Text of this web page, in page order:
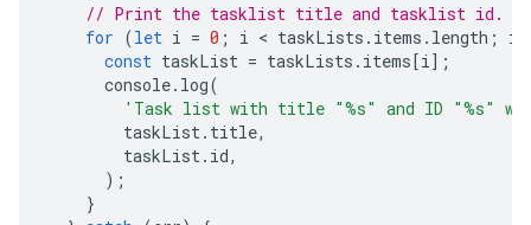
// Print the tasklist title and tasklist id.
for (let i = 0 ; i < taskLists . items . length ; i
const taskList = taskLists . items[i ];
console. log(
'Task list with title "%s" and ID "%s"
taskList . title,
taskList . id,
);
}